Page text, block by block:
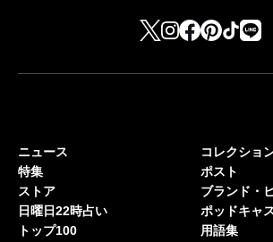
ニュース
特集
ストア
日曜日22時占い
トップ100
コレクショ
ポスト
ブランド・
ポッドキャ
用語集